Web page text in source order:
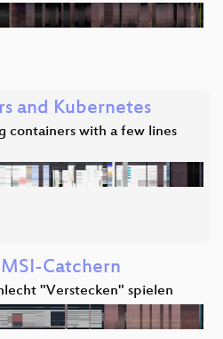
and Kubernetes
containers with a few lines
Catchern
"Verstecken" spielen